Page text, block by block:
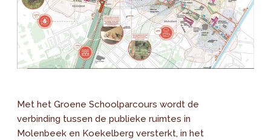
Met het Groene Schoolparcours wordt de
verbinding tussen de publieke ruimtes in
Molenbeek en Koekelberg versterkt, in het